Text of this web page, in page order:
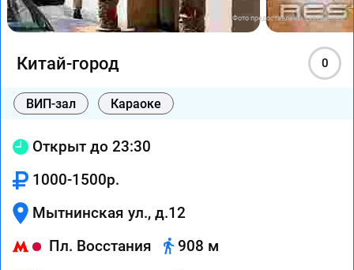
Фото предоставлены заведением
Китай-город 0
ВИП-зал Караоке
Открыт до 23:30
1000-1500р.
Мытнинская ул., д.12
Пл. Восстания
908 м